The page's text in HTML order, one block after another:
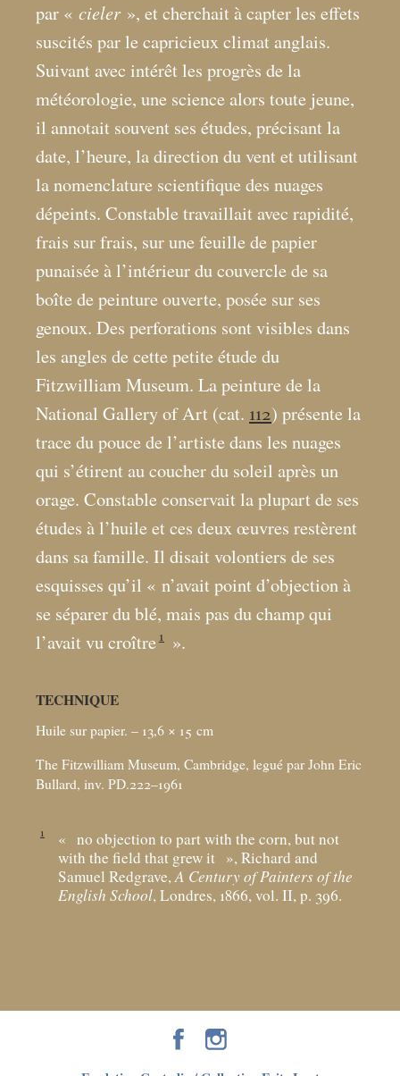
par « cieler », et cherchait à capter les effets
suscités par le capricieux climat anglais.
Suivant avec intérêt les progrès de la
météorologie, une science alors toute jeune,
il annotait souvent ses études, précisant la
date, l’heure, la direction du vent et utilisant
la nomenclature scientifique des nuages
dépeints. Constable travaillait avec rapidité,
frais sur frais, sur une feuille de papier
punaisée à l’intérieur du couvercle de sa
boîte de peinture ouverte, posée sur ses
genoux. Des perforations sont visibles dans
les angles de cette petite étude du
Fitzwilliam Museum. La peinture de la
National Gallery of Art (cat. 112) présente la
trace du pouce de l’artiste dans les nuages
qui s’étirent au coucher du soleil après un
orage. Constable conservait la plupart de ses
études à l’huile et ces deux œuvres restèrent
dans sa famille. Il disait volontiers de ses
esquisses qu’il « n’avait point d’objection à
se séparer du blé, mais pas du champ qui
l’avait vu croître 1 ».
TECHNIQUE
Huile sur papier. – 13,6 × 15 cm
The Fitzwilliam Museum, Cambridge, legué par John Eric
Bullard, inv. PD.222–1961
1 « no objection to part with the corn, but not
with the field that grew it », Richard and
Samuel Redgrave,A Century of Painters of the
English School, Londres, 1866, vol. II, p. 396.